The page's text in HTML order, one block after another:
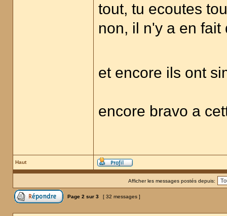
tout, tu ecoutes
non, il n'y a en
et encore ils ont
encore bravo a
Haut
Afficher les messages postés depuis:
Page 2 sur 3 [ 32 messages ]